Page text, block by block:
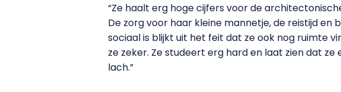
“Ze haalt erg hoge cijfers voor de
De zorg voor haar kleine mannetje, de reistijd en
sociaal is blijkt uit het feit dat ze ook nog ruimte
ze zeker. Ze studeert erg hard en laat zien dat
lach.”